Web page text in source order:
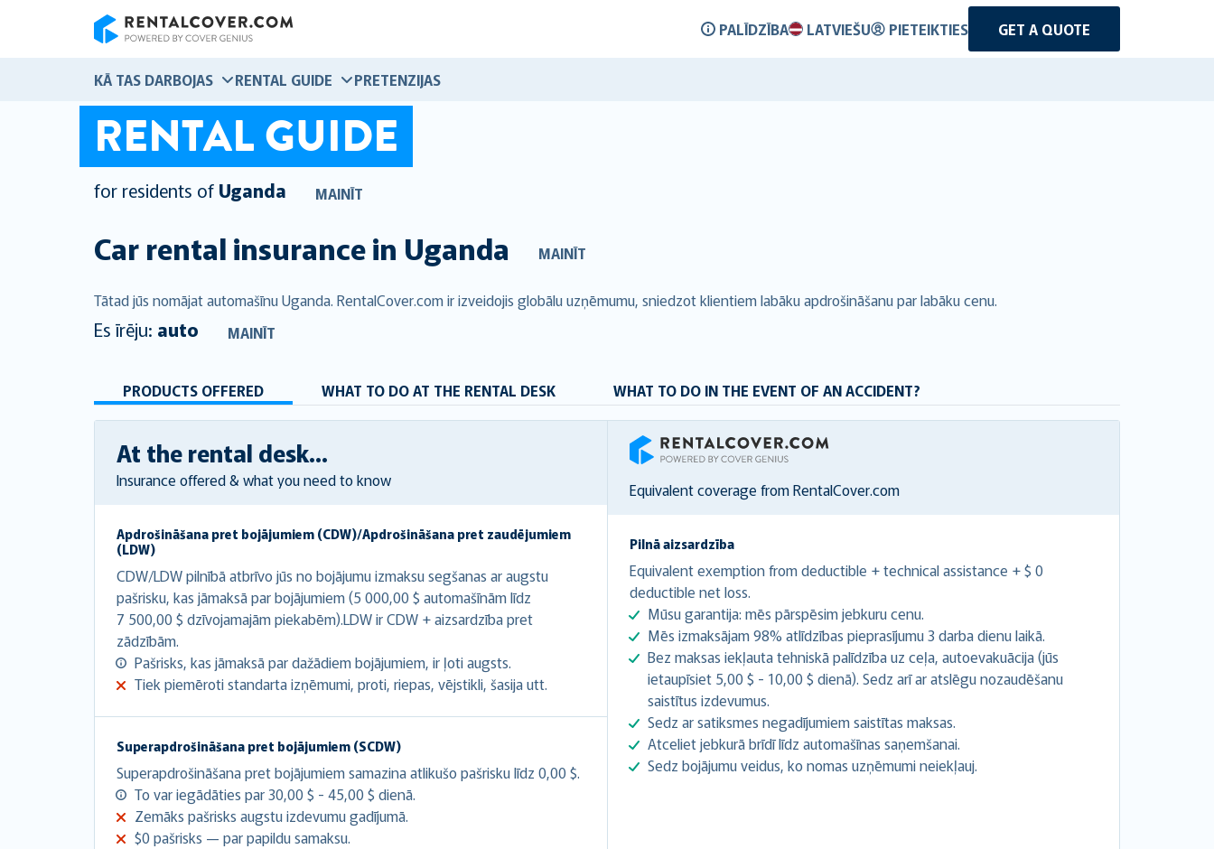
PALĪDZĪBA LATVIEŠU PIETEIKTIES GET A QUOTE
KĀ TAS DARBOJAS RENTAL GUIDE PRETENZIJAS
RENTAL GUIDE
for residents of Uganda MAINĪT
Car rental insurance in Uganda MAINĪT
Tātad jūs nomājat automašīnu Uganda. RentalCover.com ir izveidojis globālu uzņēmumu, sniedzot klientiem labāku apdrošināšanu par labāku cenu.
Es īrēju: auto MAINĪT
PRODUCTS OFFERED WHAT TO DO AT THE RENTAL DESK WHAT TO DO IN THE EVENT OF AN ACCIDENT?
At the rental desk...
Insurance offered & what you need to know
Apdrošināšana pret bojājumiem (CDW)/Apdrošināšana pret zaudējumiem
(LDW)
CDW/LDW pilnībā atbrīvo jūs no bojājumu izmaksu segšanas ar augstu
pašrisku, kas jāmaksā par bojājumiem (5 000,00 $ automašīnām līdz
7 500,00 $ dzīvojamajām piekabēm).LDW ir CDW + aizsardzība pret
zādzībām.
Pašrisks, kas jāmaksā par dažādiem bojājumiem, ir ļoti augsts.
Tiek piemēroti standarta izņēmumi, proti, riepas, vējstikli, šasija utt.
Superapdrošināšana pret bojājumiem (SCDW)
Superapdrošināšana pret bojājumiem samazina atlikušo pašrisku līdz 0,00 $.
To var iegādāties par 30,00 $ - 45,00 $ dienā.
Zemāks pašrisks augstu izdevumu gadījumā.
$0 pašrisks — par papildu samaksu.
RentalCover
Equivalent coverage from RentalCover.com
Pilnā aizsardzība
Equivalent exemption from deductible + technical assistance + $ 0
deductible net loss.
Mūsu garantija: mēs pārspēsim jebkuru cenu.
Mēs izmaksājam 98% atlīdzības pieprasījumu 3 darba dienu laikā.
Bez maksas iekļauta tehniskā palīdzība uz ceļa, autoevakuācija (jūs
ietaupīsiet 5,00 $ - 10,00 $ dienā). Sedz arī ar atslēgu nozaudēšanu
saistītus izdevumus.
Sedz ar satiksmes negadījumiem saistītas maksas.
Atceliet jebkurā brīdī līdz automašīnas saņemšanai.
Sedz bojājumu veidus, ko nomas uzņēmumi neiekļauj.